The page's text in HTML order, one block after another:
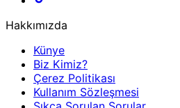
Hakkımızda
Künye
Biz Kimiz?
Çerez Politikası
Kullanım Sözleşmesi